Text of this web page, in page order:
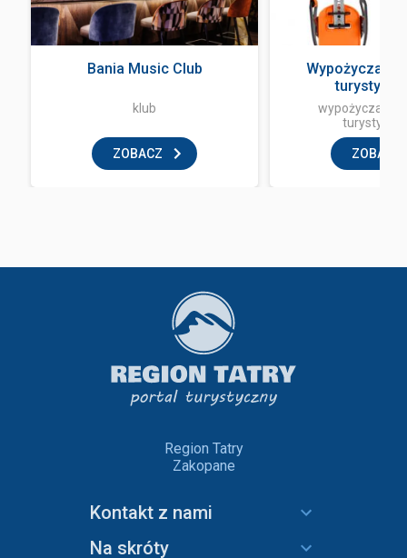
Bania Music Club
klub
ZOBACZ
wypożyczalnia
ZOBACZ
Region Tatry
Zakopane
Kontakt z nami
Na skróty